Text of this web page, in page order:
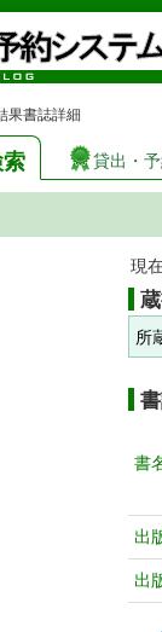
果書誌詳細
貸出・
現
所
書
出
出